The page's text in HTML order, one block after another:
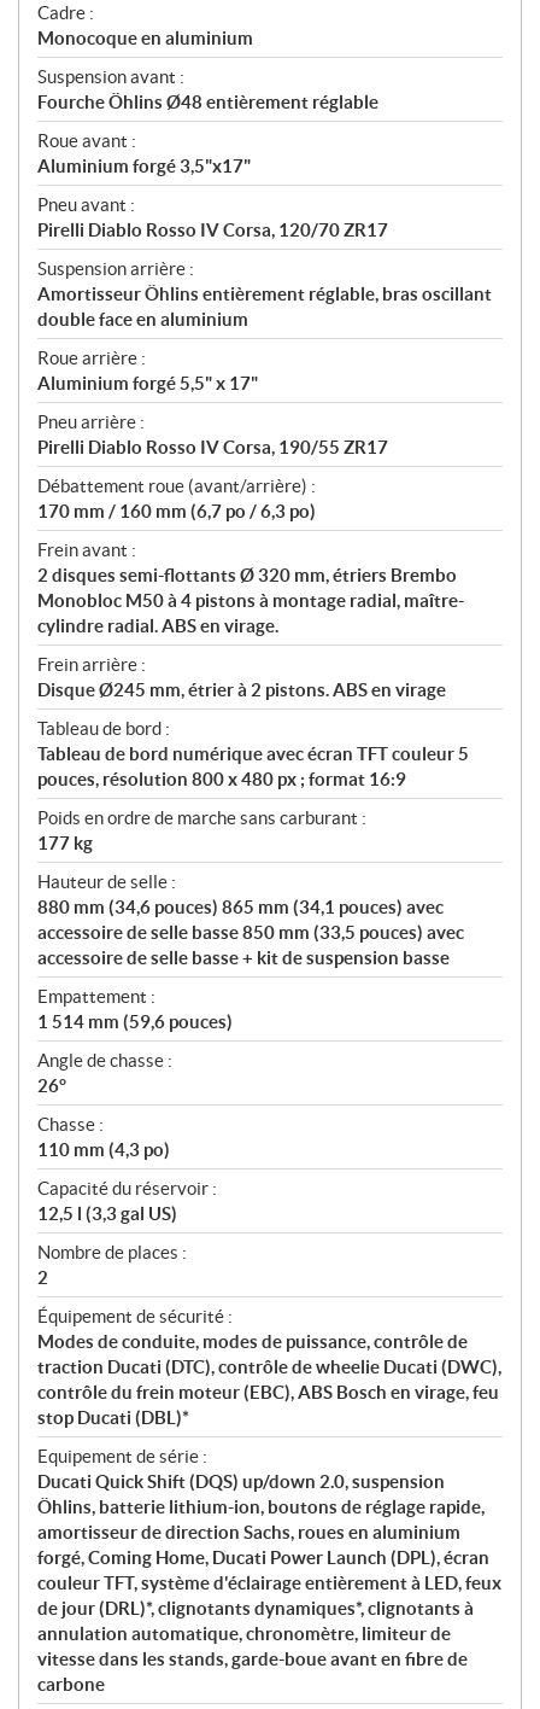
Cadre :
Monocoque en aluminium
Suspension avant :
Fourche Öhlins Ø48 entièrement réglable
Roue avant :
Aluminium forgé 3,5"x17"
Pneu avant :
Pirelli Diablo Rosso IV Corsa, 120/70 ZR17
Suspension arrière :
Amortisseur Öhlins entièrement réglable, bras oscillant
double face en aluminium
Roue arrière :
Aluminium forgé 5,5" x 17"
Pneu arrière :
Pirelli Diablo Rosso IV Corsa, 190/55 ZR17
Débattement roue (avant/arrière) :
170 mm / 160 mm (6,7 po / 6,3 po)
Frein avant :
2 disques semi-flottants Ø 320 mm, étriers Brembo
Monobloc M50 à 4 pistons à montage radial, maître-
cylindre radial. ABS en virage.
Frein arrière :
Disque Ø245 mm, étrier à 2 pistons. ABS en virage
Tableau de bord :
Tableau de bord numérique avec écran TFT couleur 5
pouces, résolution 800 x 480 px ; format 16:9
Poids en ordre de marche sans carburant :
177 kg
Hauteur de selle :
880 mm (34,6 pouces) 865 mm (34,1 pouces) avec
accessoire de selle basse 850 mm (33,5 pouces) avec
accessoire de selle basse + kit de suspension basse
Empattement :
1 514 mm (59,6 pouces)
Angle de chasse :
26°
Chasse :
110 mm (4,3 po)
Capacité du réservoir :
12,5 l (3,3 gal US)
Nombre de places :
2
Équipement de sécurité :
Modes de conduite, modes de puissance, contrôle de
traction Ducati (DTC), contrôle de wheelie Ducati (DWC),
contrôle du frein moteur (EBC), ABS Bosch en virage, feu
stop Ducati (DBL)*
Equipement de série :
Ducati Quick Shift (DQS) up/down 2.0, suspension
Öhlins, batterie lithium-ion, boutons de réglage rapide,
amortisseur de direction Sachs, roues en aluminium
forgé, Coming Home, Ducati Power Launch (DPL), écran
couleur TFT, système d'éclairage entièrement à LED, feux
de jour (DRL)*, clignotants dynamiques*, clignotants à
annulation automatique, chronomètre, limiteur de
vitesse dans les stands, garde-boue avant en fibre de
carbone